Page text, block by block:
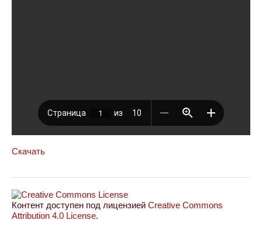
Скачать
Контент доступен под лицензией Creative Commons
Attribution 4.0 License.